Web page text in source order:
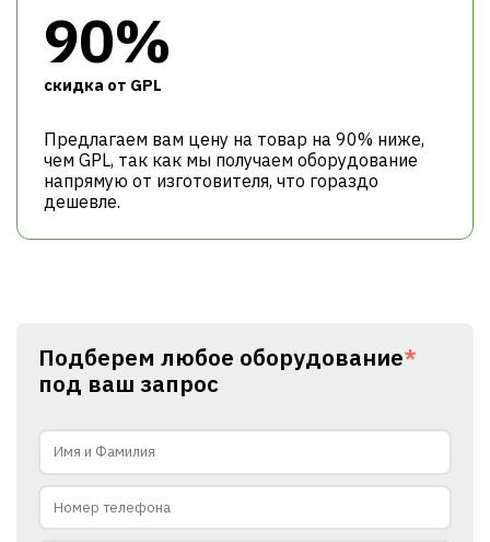
90%
cкидка от GPL
Предлагаем вам цену на товар на 90% ниже,
чем GPL, так как мы получаем оборудование
напрямую от изготовителя, что гораздо
дешевле.
Подберем любое оборудование*
под ваш запрос